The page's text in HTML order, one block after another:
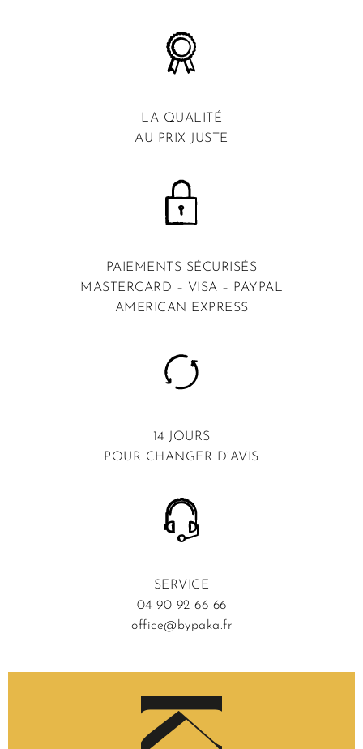
LA QUALITÉ
AU PRIX JUSTE
PAIEMENTS SÉCURISÉS
MASTERCARD – VISA – PAYPAL
AMERICAN EXPRESS
14 JOURS
POUR CHANGER D’AVIS
SERVICE
04 90 92 66 66
office@bypaka.fr